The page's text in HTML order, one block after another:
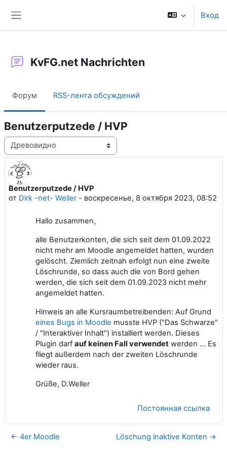
Вход
KvFG.net Nachrichten
Форум RSS-лента обсуждений
Benutzerputzede / HVP
Режим отображения
Benutzerputzede / HVP
от Dirk -net- Weller- воскресенье, 8 октября 2023, 08:52
Количество ответов: 0
Hallo zusammen,
alle Benutzerkonten, die sich seit dem 01.09.2022
nicht mehr am Moodle angemeldet hatten, wurden
gelöscht. Ziemlich zeitnah erfolgt nun eine zweite
Löschrunde, so dass auch die von Bord gehen
werden, die sich seit dem 01.09.2023 nicht mehr
angemeldet hatten.
Hinweis an alle Kursraumbetreibenden: Auf Grund
eines Bugs in Moodle musste HVP ("Das Schwarze"
/ "Interaktiver Inhalt") installiert werden. Dieses
Plugin darf auf keinen Fall verwendet werden ... Es
fliegt außerdem nach der zweiten Löschrunde
wieder raus.
Grüße, D.Weller
Постоянная ссылка
← 4er Moodle Löschung inaktive Konten →